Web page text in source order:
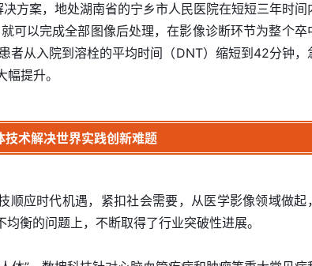
方案，地处湖南省的宁乡市人民医院在短短三年时间
可以完成全部图像后处理，在影像诊断环节为整个卒
者从入院到溶栓的平均时间（DNT）缩短到42分钟，
提升。
技术解决世界实践创新难题
顺应时代机遇，紧扣社会需要，从医学影像领域做起
衡的问题上，不断取得了行业突破性进展。